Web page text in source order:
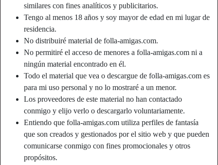
similares con fines analíticos y publicitarios.
Tengo al menos 18 años y soy mayor de edad en mi lugar de
residencia.
No distribuiré material de folla-amigas.com.
No permitiré el acceso de menores a folla-amigas.com ni a
ningún material encontrado en él.
Todo el material que vea o descargue de folla-amigas.com es
para mi uso personal y no lo mostraré a un menor.
Los proveedores de este material no han contactado
conmigo y elijo verlo o descargarlo voluntariamente.
Entiendo que folla-amigas.com utiliza perfiles de fantasía
que son creados y gestionados por el sitio web y que pueden
comunicarse conmigo con fines promocionales y otros
propósitos.
Edad:
18
País:
España
Provincia:
Género:
Hombre
Sexualidad:
Relación:
Soltero
Color de cabello:
Oscuro
Color de ojos:
Marrón
Altura:
175 cm
Peso:
60 Kg
Afeitado:
if necessary